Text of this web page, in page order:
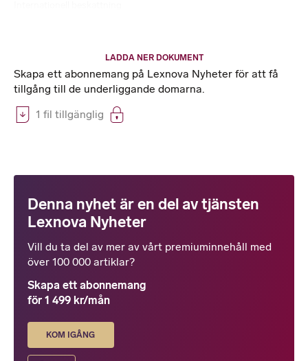
LADDA NER DOKUMENT
Skapa ett abonnemang på Lexnova Nyheter för att få
tillgång till de underliggande domarna.
1 fil tillgänglig
Denna nyhet är en del av tjänsten
Lexnova Nyheter
Vill du ta del av mer av vårt premiuminnehåll med
över 100 000 artiklar?
Skapa ett abonnemang
för 1 499 kr/mån
KOM IGÅNG